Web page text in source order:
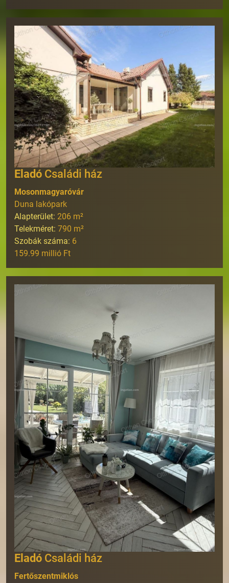
Eladó Családi ház
Mosonmagyaróvár
Duna lakópark
Alapterület: 206 m²
Telekméret: 790 m²
Szobák száma: 6
159.99 millió Ft
Eladó Családi ház
Fertőszentmiklós